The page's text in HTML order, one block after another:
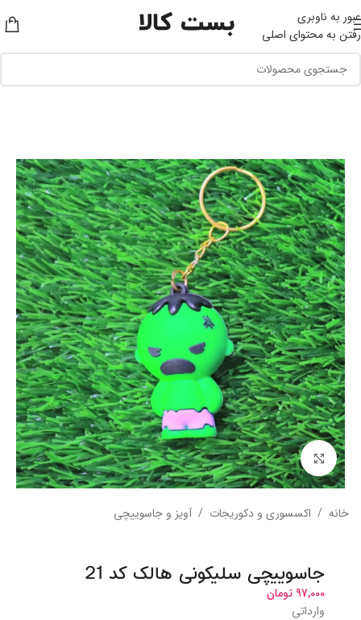
عبور به ناوبری
رفتن به محتوای اصلی
بزرگنمایی تصویر
خانه / اکسسوری و دکوریجات / آویز و جاسوییچی
جاسوییچی سلیکونی هالک کد 21
97,000 تومان
وارداتی